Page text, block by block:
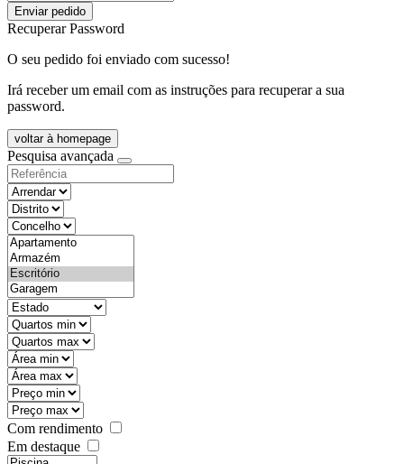
Enviar pedido
Recuperar Password
O seu pedido foi enviado com sucesso!
Irá receber um email com as instruções para recuperar a sua
password.
voltar à homepage
Pesquisa avançada
objective
districtId
countyId
types
state
mintypo
maxtypo
minarea
maxarea
minprice
maxprice
Com rendimento
Em destaque